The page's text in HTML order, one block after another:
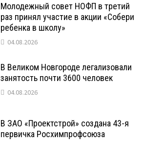
Молодежный совет НОФП в третий
раз принял участие в акции «Собери
ребенка в школу»
04.08.2026
В Великом Новгороде легализовали
занятость почти 3600 человек
04.08.2026
В ЗАО «Проектстрой» создана 43-я
первичка Росхимпрофсоюза